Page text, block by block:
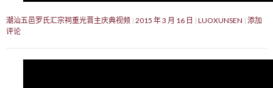
潮汕五邑罗氏汇宗祠重光晋主庆典视频 2015 年 3 月 16 日 LUOXUNSEN 添加
评论